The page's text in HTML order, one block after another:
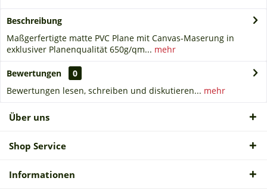
Beschreibung
Maßgerfertigte matte PVC Plane mit Canvas-Maserung in
exklusiver Planenqualität 650g/qm... mehr
Bewertungen
0
Bewertungen lesen, schreiben und diskutieren... mehr
Über uns
Shop Service
Informationen